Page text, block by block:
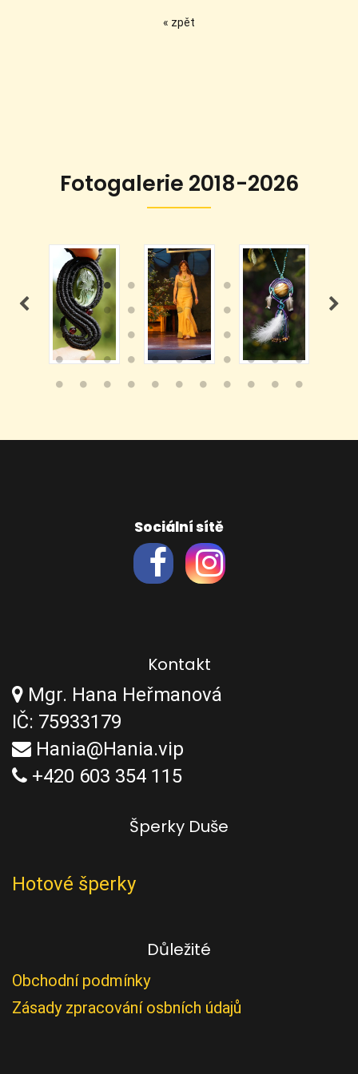
« zpět
Fotogalerie 2018-2026
Sociální sítě
Kontakt
Mgr. Hana Heřmanová
IČ: 75933179
Hania@Hania.vip
+420 603 354 115
Šperky Duše
Hotové šperky
Důležité
Obchodní podmínky
Zásady zpracování osbních údajů